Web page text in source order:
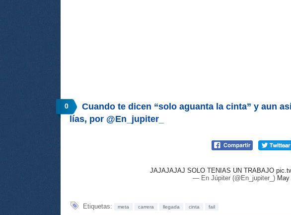
0
Cuando te dicen “solo aguanta la cinta” y aun
lías, por @En_jupiter_
JAJAJAJAJ SOLO TENIAS UN TRABAJO
— En Júpiter (@En_jupiter_)
Etiquetas: meta carrera llegada cinta fail